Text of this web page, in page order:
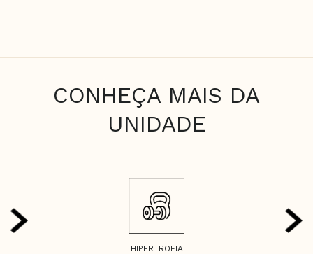
CONHEÇA MAIS DA
UNIDADE
HIPERTROFIA